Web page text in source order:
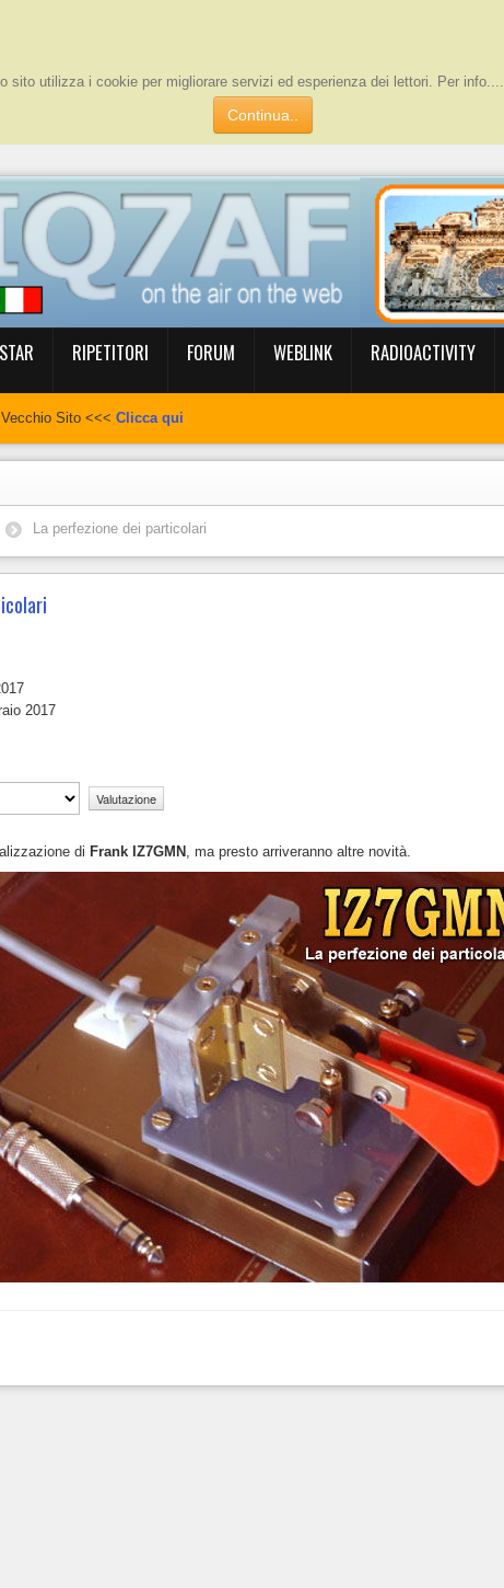
sito utilizza i cookie per migliorare servizi ed esperienza dei lettori. Per info....
Continua..
RIPETITORI FORUM WEBLINK RADIOACTIVITY
Sito <<<Clicca qui
La perfezione dei particolari
2017
di Frank IZ7GMN , ma presto arriveranno altre novità.